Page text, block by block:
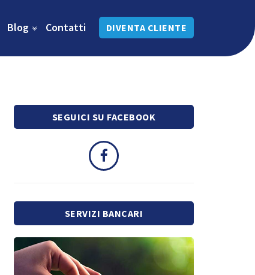
Blog Contatti DIVENTA CLIENTE
SEGUICI SU FACEBOOK
SERVIZI BANCARI